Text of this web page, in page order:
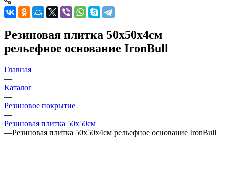
Резиновая плитка 50х50х4см
рельефное основание IronBull
Главная
—
Каталог
—
Резиновое покрытие
—
Резиновая плитка 50х50см
—Резиновая плитка 50х50х4см рельефное основание IronBull